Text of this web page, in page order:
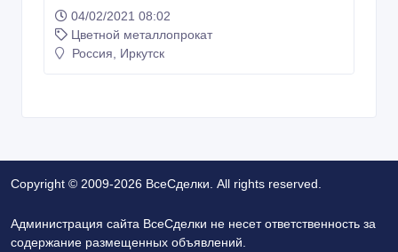
04/02/2021 08:02
Цветной металлопрокат
Россия, Иркутск
Copyright © 2009-2026 ВсеСделки. All rights reserved.
Администрация сайта ВсеСделки не несет ответственность за
содержание размещенных объявлений.